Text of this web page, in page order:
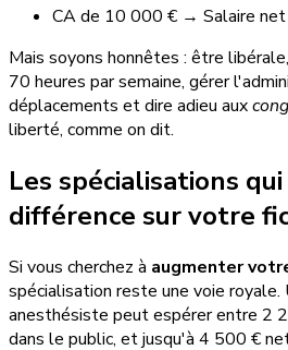
CA de 10 000 € → Salaire
Mais soyons honnêtes : être
70 heures par semaine, gérer
déplacements et dire adieu aux
liberté, comme on dit.
Les spécialisations
différence sur votre
Si vous cherchez à augmenter
spécialisation reste une voie royale.
anesthésiste peut espérer entre 2
dans le public, et jusqu'à 4 500 €